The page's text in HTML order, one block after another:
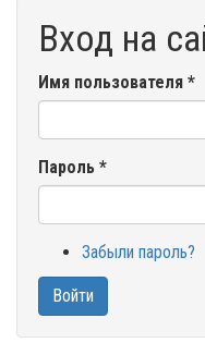
Вход на
Имя пользователя *
Пароль *
Забыли пароль?
Войти